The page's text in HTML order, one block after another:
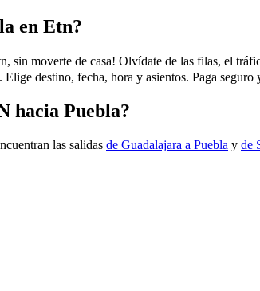
en Etn?
sin moverte de casa! Olvídate de las filas, el
destino, fecha, hora y asientos. Paga
hacia Puebla?
las salidas de Guadalajara a Puebla y de